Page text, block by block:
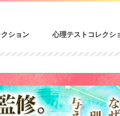
ション 心理テストコレクシ